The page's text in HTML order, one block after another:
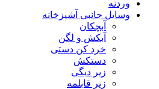
وردنه
وسایل جانبی آشپزخانه
آبچکان
آبکش و لگن
خرد کن دستی
دستکش
زیر دیگی
زیر قابلمه